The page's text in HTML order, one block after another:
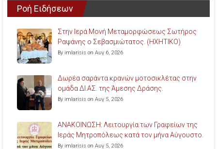
Ροή Ειδήσεων
Στην Ιερά Μονή Μεταμορφώσεως Σωτήρος
Ραψάνης ο Σεβασμιώτατος. (ΗΧΗΤΙΚΟ)
By imlarisis on Αυγ 6, 2026
Δωρέα σαράντα κρανών μοτοσικλέτας στην
ομάδα ΔΙ.ΑΣ. της Άμεσης Δράσης.
By imlarisis on Αυγ 5, 2026
ΑΝΑΚΟΙΝΩΣΗ: Λειτουργία των Γραφείων της
Ιεράς Μητροπόλεως κατά τον μήνα Αύγουστο.
By imlarisis on Αυγ 5, 2026